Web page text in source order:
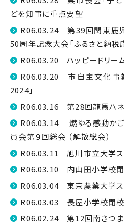
どを知事に重点要望
R06.03.24 第39回関東鹿
50周年記念大会「ふるさと納税
R06.03.20 ハッピードリー
R06.03.20 市自主文化事
2024」
R06.03.16 第28回龍馬ハネ
R06.03.14 燃ゆる感動か
員会第９回総会 （解散総会）
R06.03.11 旭川市立大学ス
R06.03.10 内山田小学校
R06.03.04 東京農業大学ス
R06.03.03 長屋小学校閉
R06.02.24 第12回南さつ